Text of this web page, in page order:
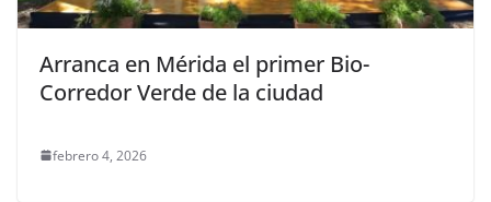
Arranca en Mérida el primer Bio-
Corredor Verde de la ciudad
febrero 4, 2026